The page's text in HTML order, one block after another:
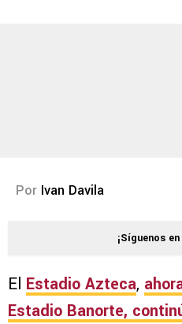
Por Ivan Davila
¡Síguenos
El Estadio Azteca,
Estadio Banorte,